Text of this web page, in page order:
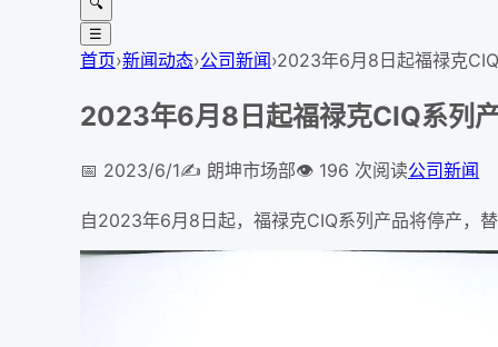
🔍
☰
首页›新闻动态›公司新闻›2023年6月8日起福禄克
2023年6月8日起福禄克CIQ系列
📅 2023/6/1✍️ 朗坤市场部👁️ 196 次阅读公司新闻
自2023年6月8日起，福禄克CIQ系列产品将停产，